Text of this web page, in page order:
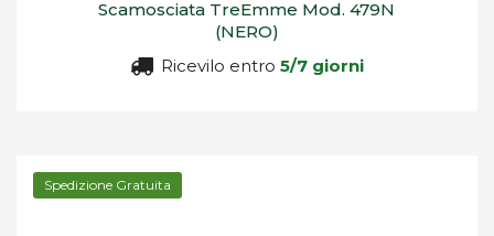
Scamosciata TreEmme Mod. 479N
(NERO)
Ricevilo entro 5/7 giorni
Spedizione Gratuita